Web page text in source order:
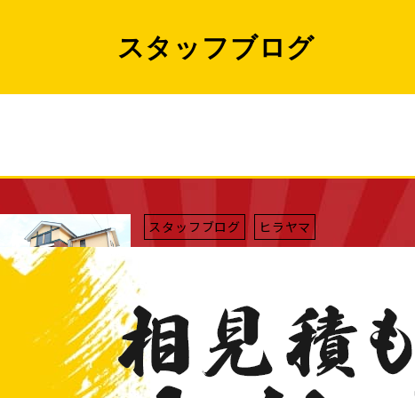
スタッフブログ
スタッフブログ ヒラヤマ
2014/06/30
スタッフブログ
2014/06/30